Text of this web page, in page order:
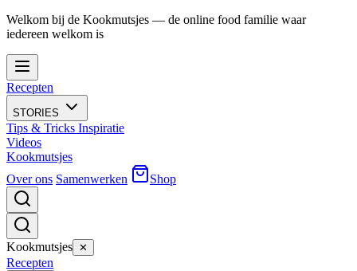
Welkom bij de Kookmutsjes — de online food familie waar
iedereen welkom is
Recepten
STORIES
Tips & Tricks Inspiratie
Videos
Kookmutsjes
Over ons Samenwerken Shop
Kookmutsjes ✕
Recepten